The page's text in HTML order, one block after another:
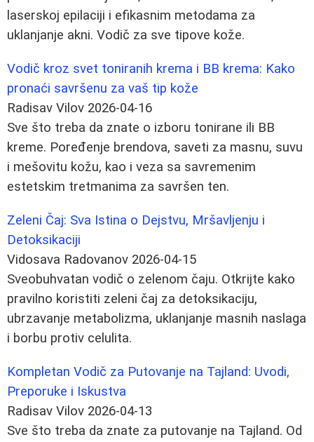
laserskoj epilaciji i efikasnim metodama za
uklanjanje akni. Vodič za sve tipove kože.
Vodič kroz svet toniranih krema i BB krema: Kako
pronaći savršenu za vaš tip kože
Radisav Vilov 2026-04-16
Sve što treba da znate o izboru tonirane ili BB
kreme. Poređenje brendova, saveti za masnu, suvu
i mešovitu kožu, kao i veza sa savremenim
estetskim tretmanima za savršen ten.
Zeleni Čaj: Sva Istina o Dejstvu, Mršavljenju i
Detoksikaciji
Vidosava Radovanov 2026-04-15
Sveobuhvatan vodič o zelenom čaju. Otkrijte kako
pravilno koristiti zeleni čaj za detoksikaciju,
ubrzavanje metabolizma, uklanjanje masnih naslaga
i borbu protiv celulita.
Kompletan Vodič za Putovanje na Tajland: Uvodi,
Preporuke i Iskustva
Radisav Vilov 2026-04-13
Sve što treba da znate za putovanje na Tajland. Od